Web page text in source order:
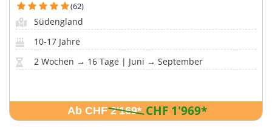
(62)
Südengland
10-17 Jahre
2 Wochen → 16 Tage | Juni → September
Ab CHF 2'169* CHF 1'969*